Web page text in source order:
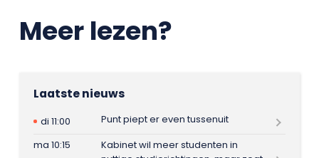
Meer lezen?
Laatste nieuws
di 11:00
Punt piept er even tussenuit
ma 10:15
Kabinet wil meer studenten in